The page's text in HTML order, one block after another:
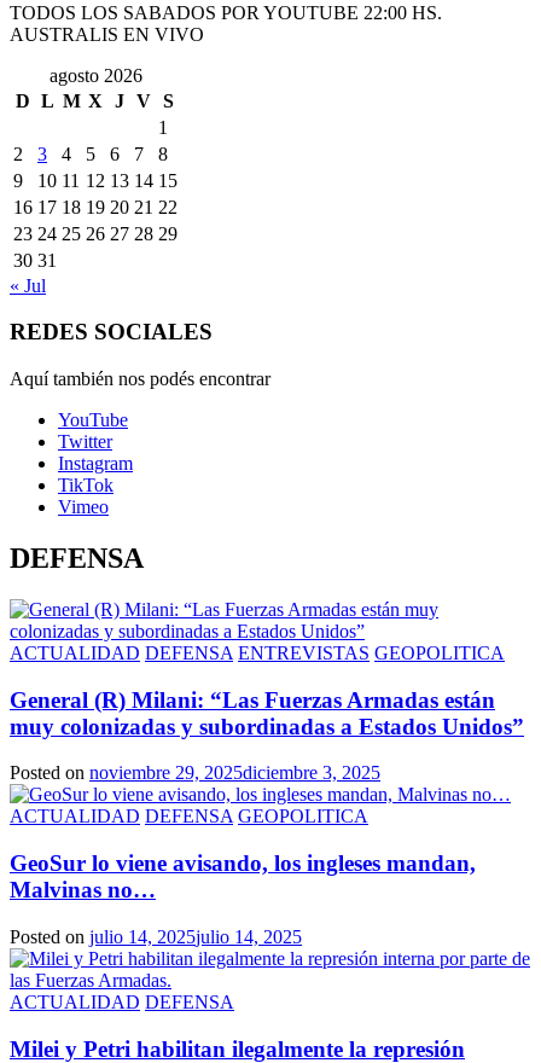
TODOS LOS SABADOS POR YOUTUBE 22:00 HS.
AUSTRALIS EN VIVO
agosto 2026
D L M X J V S
1
2
3 4 5 6 7
8
9
10 11 12 13 14 15
16 17 18 19 20 21 22
23 24 25 26 27 28 29
30 31
« Jul
REDES SOCIALES
Aquí también nos podés encontrar
YouTube
Twitter
Instagram
TikTok
Vimeo
DEFENSA
ACTUALIDAD DEFENSA ENTREVISTAS GEOPOLITICA
General (R) Milani: “Las Fuerzas Armadas están
muy colonizadas y subordinadas a Estados Unidos”
Posted on noviembre 29, 2025diciembre 3, 2025
ACTUALIDAD DEFENSA GEOPOLITICA
GeoSur lo viene avisando, los ingleses mandan,
Malvinas no…
Posted on julio 14, 2025julio 14, 2025
ACTUALIDAD DEFENSA
Milei y Petri habilitan ilegalmente la represión